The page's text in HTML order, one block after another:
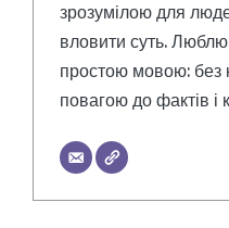
зрозумілою для
вловити суть.
простою мовою: без
повагою до фактів і